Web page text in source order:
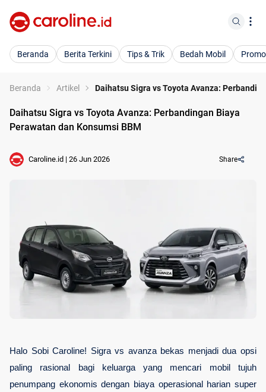
Beranda Berita Terkini Tips & Trik Bedah Mobil Promo
Beranda Artikel Daihatsu Sigra vs Toyota Avanza:
Daihatsu Sigra vs Toyota Avanza: Perbandingan Biaya
Perawatan dan Konsumsi BBM
Caroline.id | 26 Jun 2026 Share
Halo Sobi Caroline! Sigra vs avanza bekas menjadi dua opsi
paling rasional bagi keluarga yang mencari mobil tujuh
penumpang ekonomis dengan biaya operasional harian super